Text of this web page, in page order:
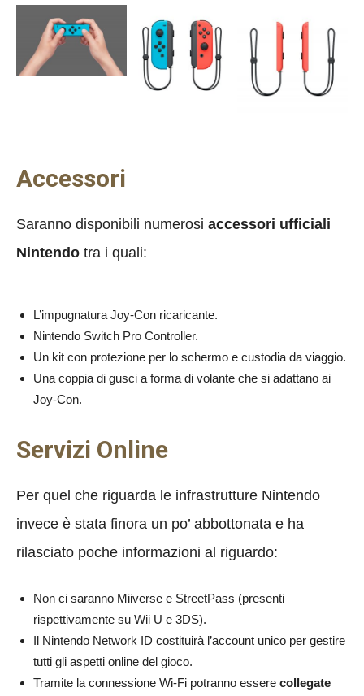
Accessori
Saranno disponibili numerosi accessori ufficiali
Nintendo tra i quali:
L’impugnatura Joy-Con ricaricante.
Nintendo Switch Pro Controller.
Un kit con protezione per lo schermo e custodia da viaggio.
Una coppia di gusci a forma di volante che si adattano ai
Joy-Con.
Servizi Online
Per quel che riguarda le infrastrutture Nintendo
invece è stata finora un po’ abbottonata e ha
rilasciato poche informazioni al riguardo:
Non ci saranno Miiverse e StreetPass (presenti
rispettivamente su Wii U e 3DS).
Il Nintendo Network ID costituirà l’account unico per gestire
tutti gli aspetti online del gioco.
Tramite la connessione Wi-Fi potranno essere collegate